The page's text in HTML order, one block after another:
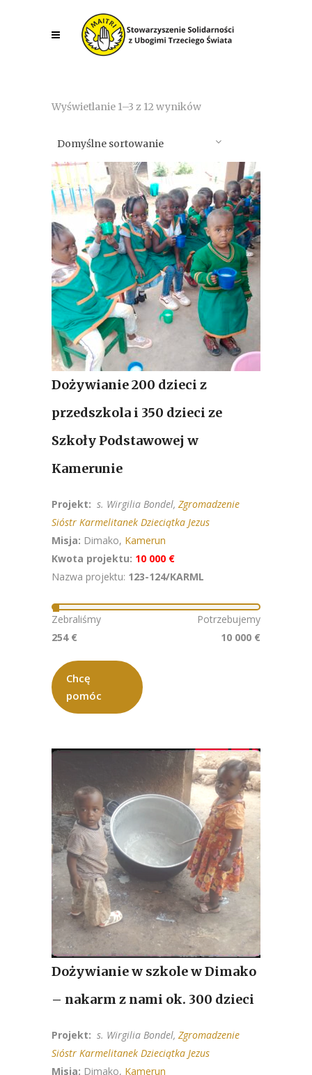
Wyświetlanie 1–3 z 12 wyników
Domyślne sortowanie
Dożywianie 200 dzieci z
przedszkola i 350 dzieci ze
Szkoły Podstawowej w
Kamerunie
Projekt: s. Wirgilia Bondel, Zgromadzenie
Sióstr Karmelitanek Dzieciątka Jezus
Misja: Dimako, Kamerun
Kwota projektu: 10 000 €
Nazwa projektu: 123-124/KARML
Chcę
pomóc
Zebraliśmy
254 €
Potrzebujemy
10 000 €
Dożywianie w szkole w Dimako
– nakarm z nami ok. 300 dzieci
Projekt: s. Wirgilia Bondel, Zgromadzenie
Sióstr Karmelitanek Dzieciątka Jezus
Misja: Dimako, Kamerun